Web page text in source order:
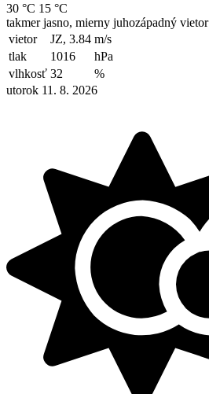
30 °C 15 °C
takmer jasno, mierny juhozápadný vietor
vietor
JZ, 3.84 m/s
tlak
1016
hPa
vlhkosť 32
%
utorok 11. 8. 2026